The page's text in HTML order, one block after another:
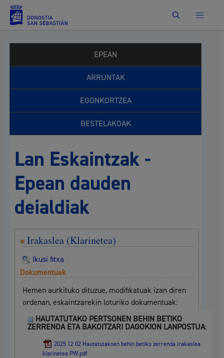
Bilatu
EPEAN
ARRUNTAK
EGONKORTZEA
BESTELAKOAK
Lan Eskaintzak -
Epean dauden
deialdiak
Irakaslea (Klarinetea)
Ikusi fitxa
Dokumentuak
Hemen aurkituko dituzue, modifikatuak izan diren
ordenan, eskaintzarekin loturiko dokumentuak:
HAUTATUTAKO PERTSONEN BEHIN BETIKO
ZERRENDA ETA BAKOITZARI DAGOKION LANPOSTUA:
2025 12 02 Hautatutakoen behin betiko zerrenda irakaslea
klarinetea PW.pdf